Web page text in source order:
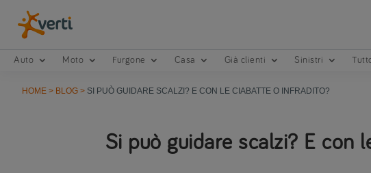
Auto Moto Furgone Casa Già clienti Sinistri
HOME > BLOG > SI PUÒ GUIDARE SCALZI? E CON LE CIABATTE O INFRADITO?
Si può guidare scalzi? E con